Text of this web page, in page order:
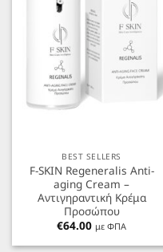
BEST SELLERS
F-SKIN Regeneralis Anti-
aging Cream –
Αντιγηραντική Κρέμα
Προσώπου
€64.00 με ΦΠΑ